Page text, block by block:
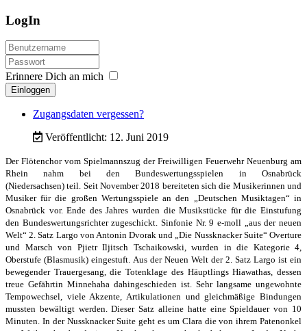
LogIn
Erinnere Dich an mich
Einloggen
Zugangsdaten vergessen?
Veröffentlicht: 12. Juni 2019
Der Flötenchor vom Spielmannszug der Freiwilligen Feuerwehr Neuenburg am
Rhein nahm bei den Bundeswertungsspielen in Osnabrück
(Niedersachsen)teil. Seit November 2018 bereiteten sich die Musikerinnen und
Musiker für die großen Wertungsspiele an den „Deutschen Musiktagen“ in
Osnabrück vor. Ende des Jahres wurden die Musikstücke für die Einstufung
den Bundeswertungsrichter zugeschickt. Sinfonie Nr. 9 e-moll „aus der neuen
Welt“ 2. Satz Largo von Antonin Dvorak und „Die Nussknacker Suite“ Overture
und Marsch von Pjietr Iljitsch Tschaikowski, wurden in die Kategorie 4,
Oberstufe (Blasmusik) eingestuft. Aus der Neuen Welt der 2. Satz Largo ist ein
bewegender Trauergesang, die Totenklage des Häuptlings Hiawathas, dessen
treue Gefährtin Minnehaha dahingeschieden ist. Sehr langsame ungewohnte
Tempowechsel, viele Akzente, Artikulationen und gleichmäßige Bindungen
mussten bewältigt werden. Dieser Satz alleine hatte eine Spieldauer von 10
Minuten. In der Nussknacker Suite geht es um Clara die von ihrem Patenonkel